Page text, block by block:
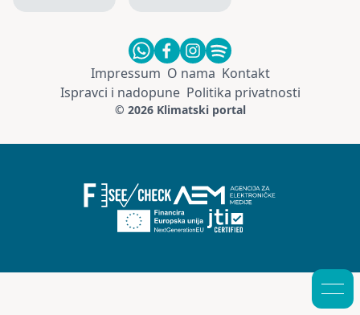
Impressum O nama Kontakt
Ispravci i nadopune Politika privatnosti
© 2026 Klimatski portal